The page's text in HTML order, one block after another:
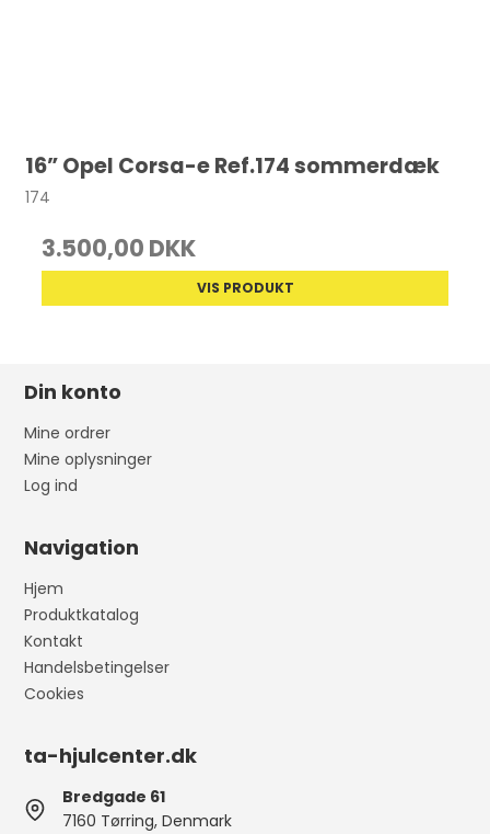
16” Opel Corsa-e Ref.174 sommerdæk
174
3.500,00 DKK
VIS PRODUKT
Din konto
Mine ordrer
Mine oplysninger
Log ind
Navigation
Hjem
Produktkatalog
Kontakt
Handelsbetingelser
Cookies
ta-hjulcenter.dk
Bredgade 61
7160 Tørring, Denmark